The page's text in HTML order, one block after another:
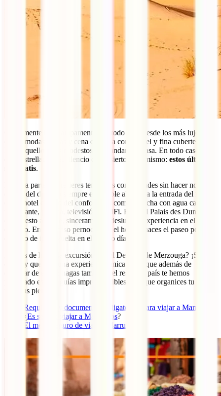
Obviamente hay campamentos de todo tipo, desde los más lujosos
con cómodas camas y cena en mesa con mantel y fina cubertería
hasta aquellos más modestos y de andar por casa. En todo caso, el
cielo estrellado y el silencio del desierto es el mismo: estos últimos
son gratis.
Por otra parte, si prefieres tener más comodidades sin hacer noche
dentro del desierto siempre es posible alojarte a la entrada del mismo
en un hotel dotado del confort más común: ducha con agua caliente,
restaurante, piscina, televisión y WiFi. El hotel Palais des Dunes
ofrece esto aunque, sinceramente, desluce la experiencia en el
desierto. En este caso pernoctas en el hotel y haces el paseo por el
desierto de ida y vuelta en el mismo día.
¿Ganas de hacer la excursión por el Desierto de Merzouga? ¡Seguro
que sí y que será una experiencia única! Para que además de
disfrutar de ella lo hagas también del resto del país te hemos
preparado estas 3 guías imprescindibles para que organices tu viaje,
no te las pierdas:
Requisitos y documentos obligatorios para viajar a Marruecos
¿Es seguro viajar a Marruecos?
El mejor seguro de viaje a Marruecos